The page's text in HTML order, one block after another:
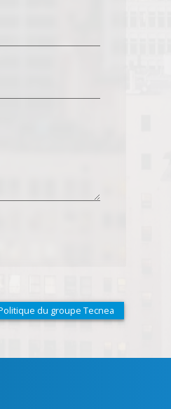
du groupe Tecnea